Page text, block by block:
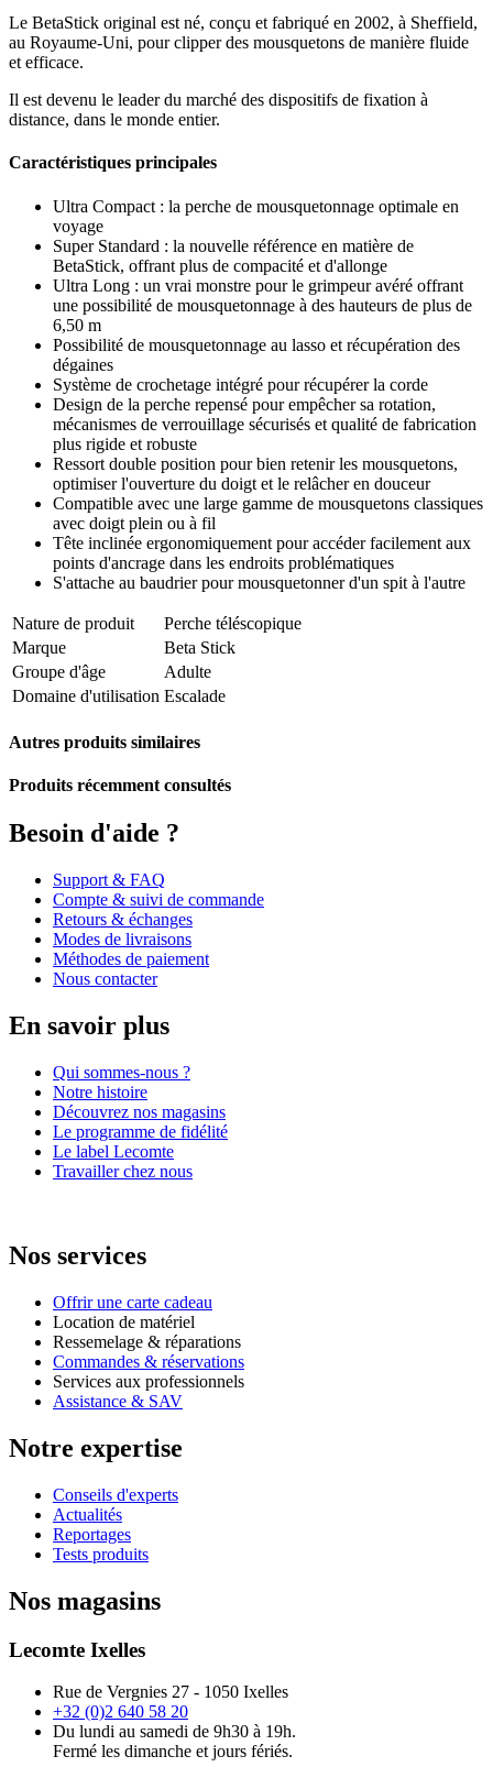
Le BetaStick original est né, conçu et fabriqué en 2002, à Sheffield,
au Royaume-Uni, pour clipper des mousquetons de manière fluide
et efficace.
Il est devenu le leader du marché des dispositifs de fixation à
distance, dans le monde entier.
Caractéristiques principales
Ultra Compact : la perche de mousquetonnage optimale en
voyage
Super Standard : la nouvelle référence en matière de
BetaStick, offrant plus de compacité et d'allonge
Ultra Long : un vrai monstre pour le grimpeur avéré offrant
une possibilité de mousquetonnage à des hauteurs de plus de
6,50 m
Possibilité de mousquetonnage au lasso et récupération des
dégaines
Système de crochetage intégré pour récupérer la corde
Design de la perche repensé pour empêcher sa rotation,
mécanismes de verrouillage sécurisés et qualité de fabrication
plus rigide et robuste
Ressort double position pour bien retenir les mousquetons,
optimiser l'ouverture du doigt et le relâcher en douceur
Compatible avec une large gamme de mousquetons classiques
avec doigt plein ou à fil
Tête inclinée ergonomiquement pour accéder facilement aux
points d'ancrage dans les endroits problématiques
S'attache au baudrier pour mousquetonner d'un spit à l'autre
Nature de produit
Perche téléscopique
Marque
Beta Stick
Groupe d'âge
Adulte
Domaine d'utilisation Escalade
Autres produits similaires
Produits récemment consultés
Besoin d'aide ?
Support & FAQ
Compte & suivi de commande
Retours & échanges
Modes de livraisons
Méthodes de paiement
Nous contacter
En savoir plus
Qui sommes-nous ?
Notre histoire
Découvrez nos magasins
Le programme de fidélité
Le label Lecomte
Travailler chez nous
Nos services
Offrir une carte cadeau
Location de matériel
Ressemelage & réparations
Commandes & réservations
Services aux professionnels
Assistance & SAV
Notre expertise
Conseils d'experts
Actualités
Reportages
Tests produits
Nos magasins
Lecomte Ixelles
Rue de Vergnies 27 - 1050 Ixelles
+32 (0)2 640 58 20
Du lundi au samedi de 9h30 à 19h.
Fermé les dimanche et jours fériés.